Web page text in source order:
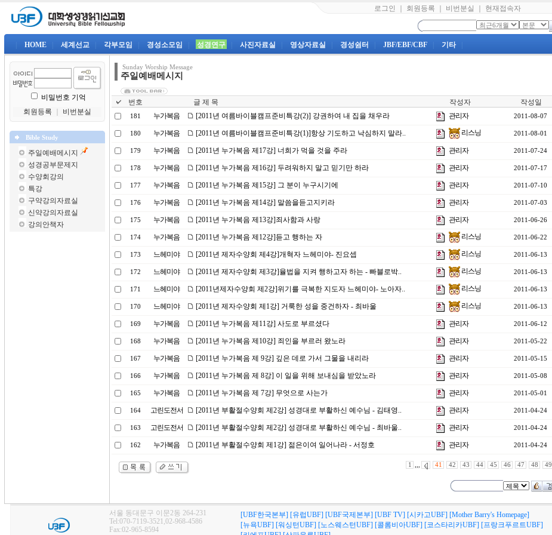
로그인 회원등록 비번분실 현재접속자
HOME 세계선교 각부모임 경성소모임 성경연구 사진자료실 영상자료실 경성쉼터 JBF/EBF/CBF 기타
비밀번호 기억
회원등록
비번분실
Bible Study
주일예배메시지
성경공부문제지
수양회강의
특강
구약강의자료실
신약강의자료실
강의안책자
Sunday Worship Message
주일예배메시지
번호 글 제 목 작성자 작성일
181 누가복음 [2011년 여름바이블캠프준비특강(2)] 강권하여 내 집을 채우라 관리자 2011-08-07
180 누가복음 [2011년 여름바이블캠프준비특강(1)]항상 기도하고 낙심하지 말라.. 리스닝 2011-08-01
179 누가복음 [2011년 누가복음 제17강] 너희가 먹을 것을 주라 관리자 2011-07-24
178 누가복음 [2011년 누가복음 제16강] 두려워하지 말고 믿기만 하라 관리자 2011-07-17
177 누가복음 [2011년 누가복음 제15강] 그 분이 누구시기에 관리자 2011-07-10
176 누가복음 [2011년 누가복음 제14강] 말씀을듣고지키라 관리자 2011-07-03
175 누가복음 [2011년 누가복음 제13강]죄사함과 사랑 관리자 2011-06-26
174 누가복음 [2011년 누가복음 제12강]듣고 행하는 자 리스닝 2011-06-22
173 느헤미야 [2011년 제자수양회 제4강]개혁자 느헤미야- 진요셉 리스닝 2011-06-13
172 느헤미야 [2011년 제자수양회 제3강]율법을 지켜 행하고자 하는 - 빠블로박.. 리스닝 2011-06-13
171 느헤미야 [2011년제자수양회 제2강]위기를 극복한 지도자 느헤미야- 노아자.. 리스닝 2011-06-13
170 느헤미야 [2011년 제자수양회 제1강] 거룩한 성을 중건하자 - 최바울 리스닝 2011-06-13
169 누가복음 [2011년 누가복음 제11강] 사도로 부르셨다 관리자 2011-06-12
168 누가복음 [2011년 누가복음 제10강] 죄인을 부르러 왔노라 관리자 2011-05-22
167 누가복음 [2011년 누가복음 제 9강] 깊은 데로 가서 그물을 내리라 관리자 2011-05-15
166 누가복음 [2011년 누가복음 제 8강] 이 일을 위해 보내심을 받았노라 관리자 2011-05-08
165 누가복음 [2011년 누가복음 제 7강] 무엇으로 사는가 관리자 2011-05-01
164 고린도전서 [2011년 부활절수양회 제2강] 성경대로 부활하신 예수님 - 김태영.. 관리자 2011-04-24
163 고린도전서 [2011년 부활절수양회 제2강] 성경대로 부활하신 예수님 - 최바울.. 관리자 2011-04-24
162 누가복음 [2011년 부활절수양회 제1강] 젊은이여 일어나라 - 서정호 관리자 2011-04-24
1 ,,, 41 42 43 44 45 46 47 48 49
서울 동대문구 이문2동 264-231
Tel:070-7119-3521,02-968-4586
Fax:02-965-8594
[UBF한국본부] [유럽UBF] [UBF국제본부] [UBF TV] [시카고UBF] [Mother Barry's Homepage]
[뉴욕UBF] [워싱턴UBF] [노스웨스턴UBF] [콜롬비아UBF] [코스타리카UBF] [프랑크푸르트UBF]